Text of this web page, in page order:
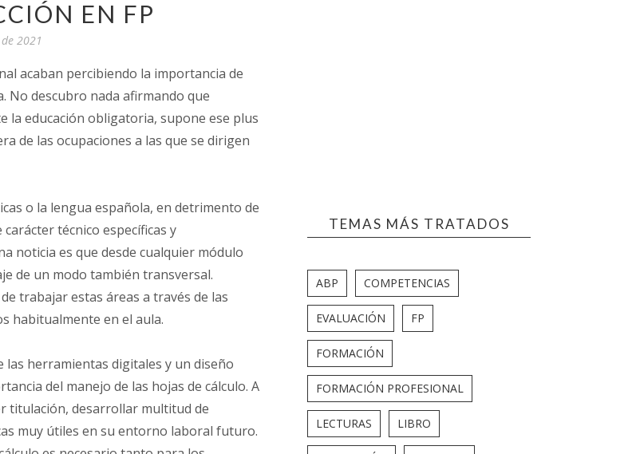
EN FP
2021
acaban percibiendo la importancia de
No descubro nada afirmando que
la educación obligatoria, supone ese plus
de las ocupaciones a las que se dirigen
o la lengua española, en detrimento de
técnico específicas y
noticia es que desde cualquier módulo
de un modo también transversal.
trabajar estas áreas a través de las
habitualmente en el aula.
las herramientas digitales y un diseño
del manejo de las hojas de cálculo. A
titulación, desarrollar multitud de
muy útiles en su entorno laboral futuro.
TEMAS MÁS TRATADOS
ABP COMPETENCIAS
EVALUACIÓN FP
FORMACIÓN
FORMACIÓN PROFESIONAL
LECTURAS LIBRO